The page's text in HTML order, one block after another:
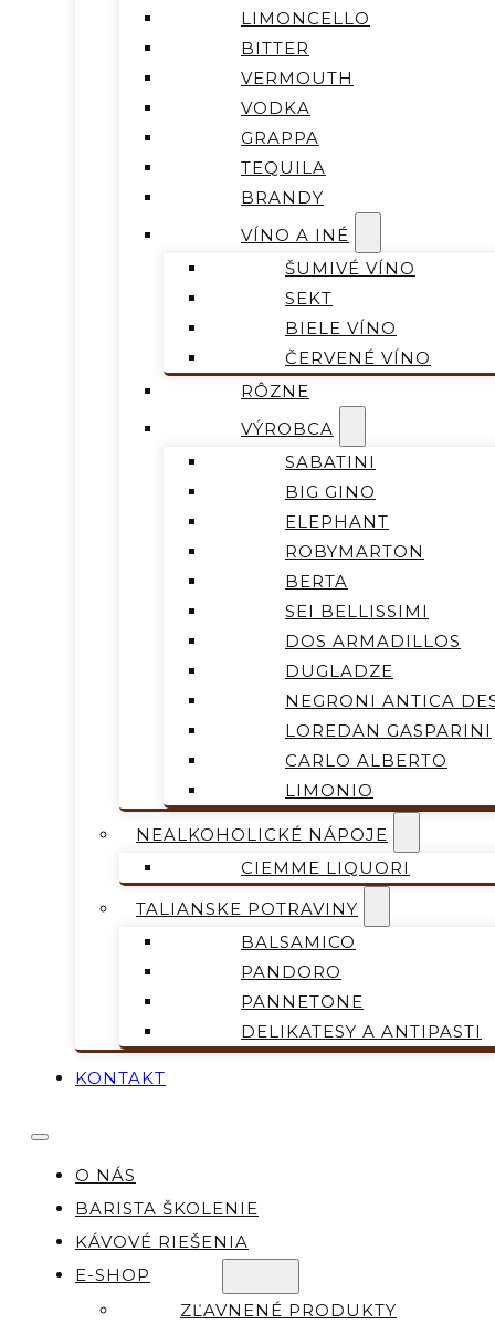
LIMONCELLO
BITTER
VERMOUTH
VODKA
GRAPPA
TEQUILA
BRANDY
VÍNO A INÉ
ŠUMIVÉ VÍNO
SEKT
BIELE VÍNO
ČERVENÉ VÍNO
RÔZNE
VÝROBCA
SABATINI
BIG GINO
ELEPHANT
ROBYMARTON
BERTA
SEI BELLISSIMI
DOS ARMADILLOS
DUGLADZE
NEGRONI ANTICA
LOREDAN GASPARINI
CARLO ALBERTO
LIMONIO
NEALKOHOLICKÉ NÁPOJE
CIEMME LIQUORI
TALIANSKE POTRAVINY
BALSAMICO
PANDORO
PANNETONE
DELIKATESY A ANTIPASTI
KONTAKT
O NÁS
BARISTA ŠKOLENIE
KÁVOVÉ RIEŠENIA
E-SHOP
ZĽAVNENÉ PRODUKTY